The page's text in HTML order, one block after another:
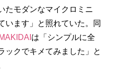
たモダンなマイクロミニ
います」と照れていた。同
は「シンプルに全
ックでキメてみました」と